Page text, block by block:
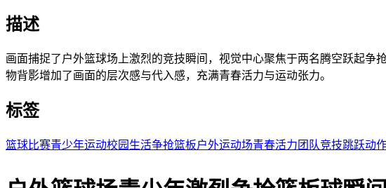
描述
画面捕捉了户外篮球场上激烈的竞技瞬间，视觉中心聚焦于两名腾空跃起
物背影增加了画面的层次感与代入感，充满青春活力与运动张力。
标签
篮球比赛青少年运动校园生活争抢篮板户外运动场青春活力 团队竞技跳跃动